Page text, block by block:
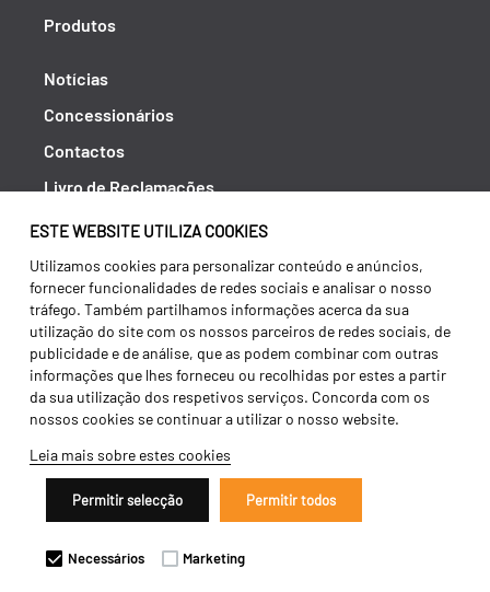
ESTE WEBSITE UTILIZA COOKIES
Utilizamos cookies para personalizar conteúdo e anúncios,
fornecer funcionalidades de redes sociais e analisar o nosso
tráfego. Também partilhamos informações acerca da sua
utilização do site com os nossos parceiros de redes sociais, de
publicidade e de análise, que as podem combinar com outras
informações que lhes forneceu ou recolhidas por estes a partir
da sua utilização dos respetivos serviços. Concorda com os
nossos cookies se continuar a utilizar o nosso website.
Leia mais sobre estes cookies
Permitir selecção Permitir todos
Necessários Marketing
Produtos
Notícias
Concessionários
Contactos
Livro de Reclamações
Política de Privacidade
Canal de Denúncias (RGPC)
Termos e condições